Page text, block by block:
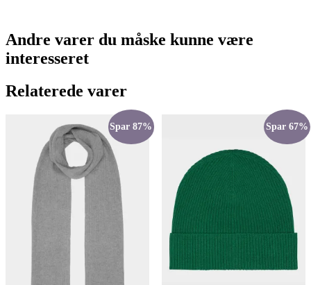
Andre varer du måske kunne være
interesseret
Relaterede varer
Spar 87% Spar 67%